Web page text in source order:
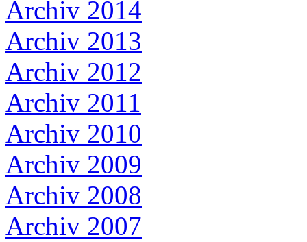
Archiv 2014
Archiv 2013
Archiv 2012
Archiv 2011
Archiv 2010
Archiv 2009
Archiv 2008
Archiv 2007